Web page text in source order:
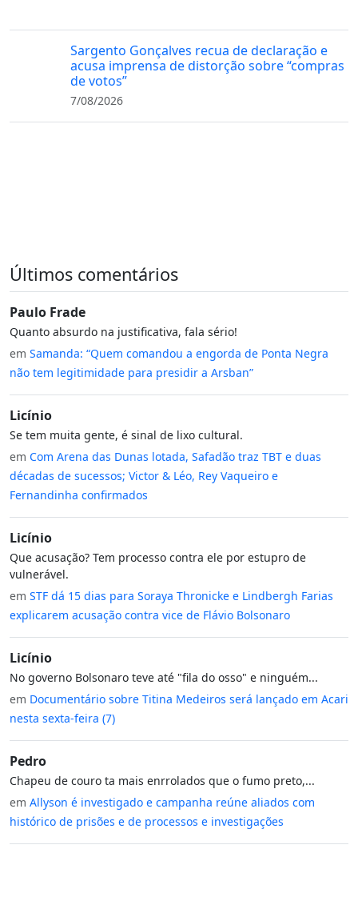
Sargento Gonçalves recua de declaração e
acusa imprensa de distorção sobre “compras
de votos”
7/08/2026
Últimos comentários
Paulo Frade
Quanto absurdo na justificativa, fala sério!
em Samanda: “Quem comandou a engorda de Ponta Negra
não tem legitimidade para presidir a Arsban”
Licínio
Se tem muita gente, é sinal de lixo cultural.
em Com Arena das Dunas lotada, Safadão traz TBT e duas
décadas de sucessos; Victor & Léo, Rey Vaqueiro e
Fernandinha confirmados
Licínio
Que acusação? Tem processo contra ele por estupro de
vulnerável.
em STF dá 15 dias para Soraya Thronicke e Lindbergh Farias
explicarem acusação contra vice de Flávio Bolsonaro
Licínio
No governo Bolsonaro teve até "fila do osso" e ninguém...
em Documentário sobre Titina Medeiros será lançado em Acari
nesta sexta-feira (7)
Pedro
Chapeu de couro ta mais enrrolados que o fumo preto,...
em Allyson é investigado e campanha reúne aliados com
histórico de prisões e de processos e investigações